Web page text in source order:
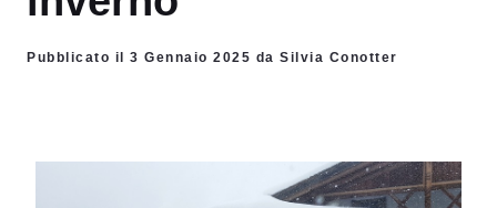
Pubblicato il 3 Gennaio 2025 da Silvia Conotter